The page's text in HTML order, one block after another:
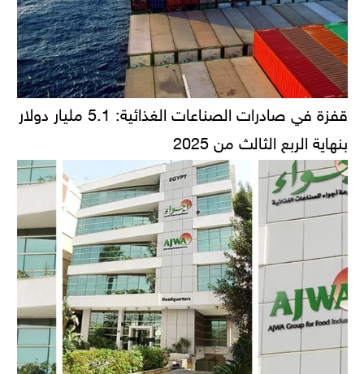
قفزة في صادرات الصناعات الغذائية: 5.1 مليار دولار
بنهاية الربع الثالث من 2025